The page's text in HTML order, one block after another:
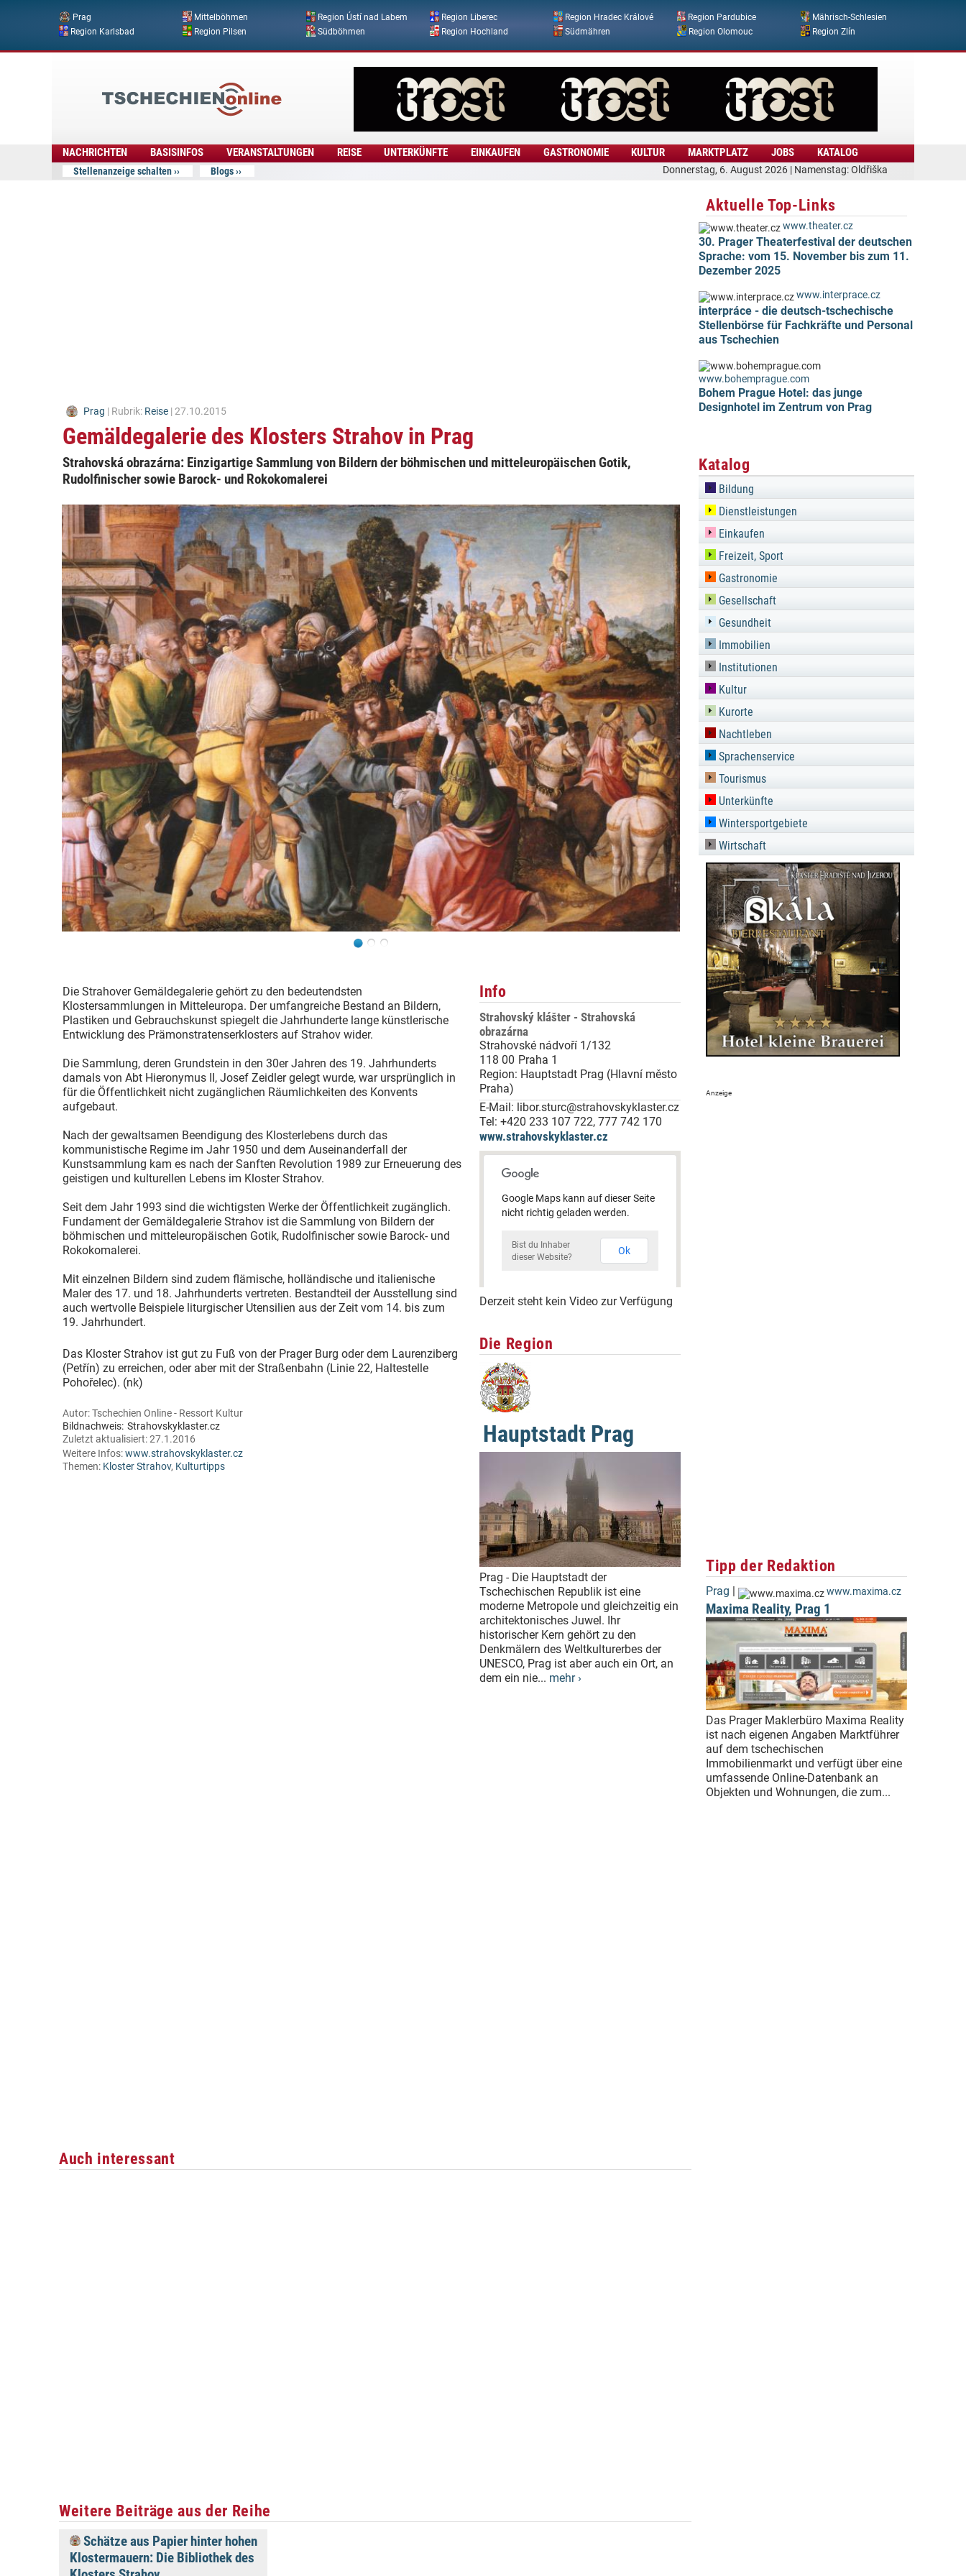
Direkt zum Inhalt
Prag Mittelböhmen Region Ústí nad Labem Region Liberec Region Hradec Králové Region Pardubice
Mährisch-Schlesien
Region Karlsbad
Region Pilsen Südböhmen Region Hochland Südmähren Region Olomouc Region Zlín
Donnerstag, 6. August 2026 | Namenstag: Oldřiška
Online
NACHRICHTEN BASISINFOS VERANSTALTUNGEN REISE UNTERKÜNFTE EINKAUFEN GASTRONOMIE KULTUR MARKTPLATZ JOBS KATALOG
Stellenanzeige schalten Blogs
Aktuelle Top-Links
www.theater.cz
30. Prager Theaterfestival der deutschen
Sprache: vom 15. November bis zum 11.
Dezember 2025
www.interprace.cz
interpráce - die deutsch-tschechische
Stellenbörse für Fachkräfte und Personal
aus Tschechien
www.bohemprague.com
Bohem Prague Hotel: das junge
Designhotel im Zentrum von Prag
Katalog
Bildung
Dienstleistungen
Einkaufen
Freizeit, Sport
Gastronomie
Gesellschaft
Gesundheit
Immobilien
Institutionen
Kultur
Kurorte
Nachtleben
Sprachenservice
Tourismus
Unterkünfte
Wintersportgebiete
Wirtschaft
Tipp der Redaktion
Prag | www.maxima.cz
Maxima Reality, Prag 1
Das Prager Maklerbüro Maxima Reality
ist nach eigenen Angaben Marktführer
auf dem tschechischen
Immobilienmarkt und verfügt über eine
umfassende Online-Datenbank an
Objekten und Wohnungen, die zum...
Prag | Rubrik: Reise | 27.10.2015
Gemäldegalerie des Klosters Strahov in Prag
Strahovská obrazárna: Einzigartige Sammlung von Bildern der böhmischen und mitteleuropäischen Gotik,
Rudolfinischer sowie Barock- und Rokokomalerei
Die Strahover Gemäldegalerie gehört zu den bedeutendsten
Klostersammlungen in Mitteleuropa. Der umfangreiche Bestand an Bildern,
Plastiken und Gebrauchskunst spiegelt die Jahrhunderte lange künstlerische
Entwicklung des Prämonstratenserklosters auf Strahov wider.
Die Sammlung, deren Grundstein in den 30er Jahren des 19. Jahrhunderts
damals von Abt Hieronymus II, Josef Zeidler gelegt wurde, war ursprünglich in
für die Öffentlichkeit nicht zugänglichen Räumlichkeiten des Konvents
aufgebaut.
Nach der gewaltsamen Beendigung des Klosterlebens durch das
kommunistische Regime im Jahr 1950 und dem Auseinanderfall der
Kunstsammlung kam es nach der Sanften Revolution 1989 zur Erneuerung des
geistigen und kulturellen Lebens im Kloster Strahov.
Seit dem Jahr 1993 sind die wichtigsten Werke der Öffentlichkeit zugänglich.
Fundament der Gemäldegalerie Strahov ist die Sammlung von Bildern der
böhmischen und mitteleuropäischen Gotik, Rudolfinischer sowie Barock- und
Rokokomalerei.
Mit einzelnen Bildern sind zudem flämische, holländische und italienische
Maler des 17. und 18. Jahrhunderts vertreten. Bestandteil der Ausstellung sind
auch wertvolle Beispiele liturgischer Utensilien aus der Zeit vom 14. bis zum
19. Jahrhundert.
Das Kloster Strahov ist gut zu Fuß von der Prager Burg oder dem Laurenziberg
(Petřín) zu erreichen, oder aber mit der Straßenbahn (Linie 22, Haltestelle
Pohořelec). (nk)
Autor:Tschechien Online - Ressort Kultur
Bildnachweis: Strahovskyklaster.cz
Zuletzt aktualisiert:27.1.2016
Weitere Infos:www.strahovskyklaster.cz
Themen: Kloster Strahov, Kulturtipps
Info
Strahovský klášter - Strahovská
obrazárna
Strahovské nádvoří 1/132
118 00 Praha 1
Region: Hauptstadt Prag (Hlavní město
Praha)
E-Mail: libor.sturc@strahovskyklaster.cz
Tel: +420 233 107 722, 777 742 170
www.strahovskyklaster.cz
Google Maps kann auf dieser Seite
nicht richtig geladen werden.
Bist du Inhaber
dieser Website?
Ok
Derzeit steht kein Video zur Verfügung
Die Region
Hauptstadt Prag
Prag - Die Hauptstadt der
Tschechischen Republik ist eine
moderne Metropole und gleichzeitig ein
architektonisches Juwel. Ihr
historischer Kern gehört zu den
Denkmälern des Weltkulturerbes der
UNESCO, Prag ist aber auch ein Ort, an
dem ein nie... mehr ›
Auch interessant
Weitere Beiträge aus der Reihe
Schätze aus Papier hinter hohen
Klostermauern: Die Bibliothek des